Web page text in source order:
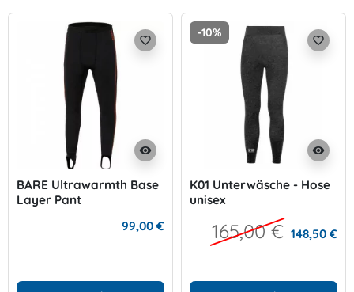
visibility
favorite_border
BARE Ultrawarmth Base
Layer Pant
99,00 €
-10%
visibility
favorite_border
K01 Unterwäsche - Hose
unisex
165,00 € 148,50 €